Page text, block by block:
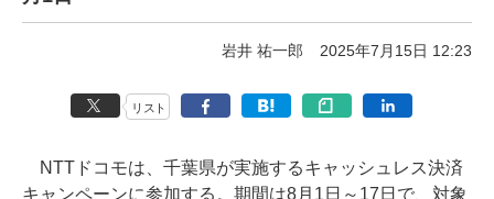
岩井 祐一郎 2025年7月15日 12:23
リスト
NTTドコモは、千葉県が実施するキャッシュレス決済
キャンペーンに参加する。期間は8月1日～17日で、対象